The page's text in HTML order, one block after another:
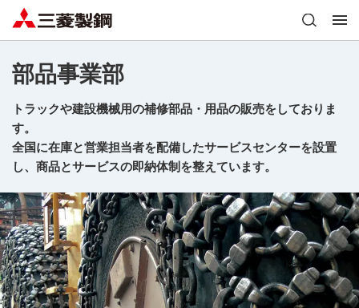
部品事業部
トラックや建設機械用の補修部品・用品の販売をしておりま
す。
全国に在庫と営業担当者を配備したサービスセンターを設置
し、商品とサービスの即納体制を整えています。